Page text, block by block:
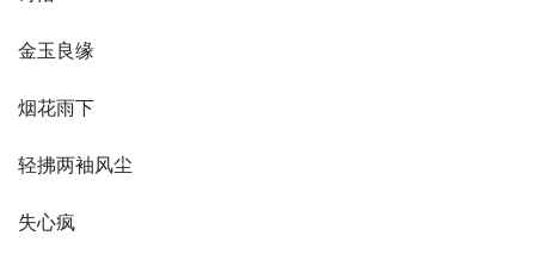
金玉良缘
烟花雨下
轻拂两袖风尘
失心疯